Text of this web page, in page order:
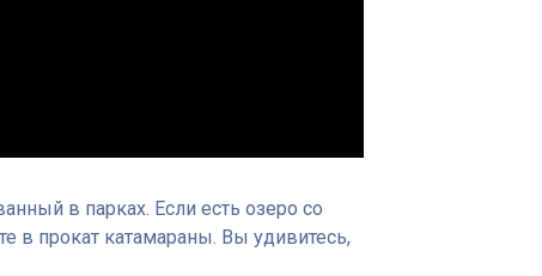
в парках. Если есть озеро со
в прокат катамараны. Вы удивитесь,